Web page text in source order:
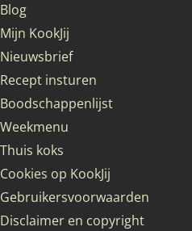
Blog
Mijn KookJij
Nieuwsbrief
Recept insturen
Boodschappenlijst
Weekmenu
Thuis koks
Cookies op KookJij
Gebruikersvoorwaarden
Disclaimer en copyright